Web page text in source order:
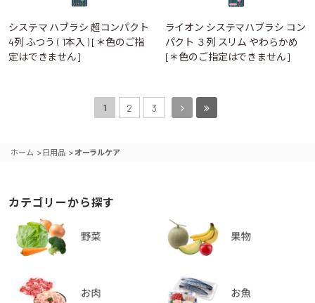
システマ ハブラシ 超コンパクト
4列 ふつう ( 1本入 ) [＊色のご指
定はできません]
ライオン システマハブラシ コン
パクト ３列 スリム やわらかめ
[＊色のご指定はできません]
1 2 3
ホーム >日用品 >オーラルケア
カテゴリーから探す